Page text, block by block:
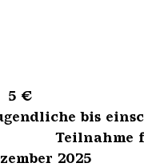
bis
2025